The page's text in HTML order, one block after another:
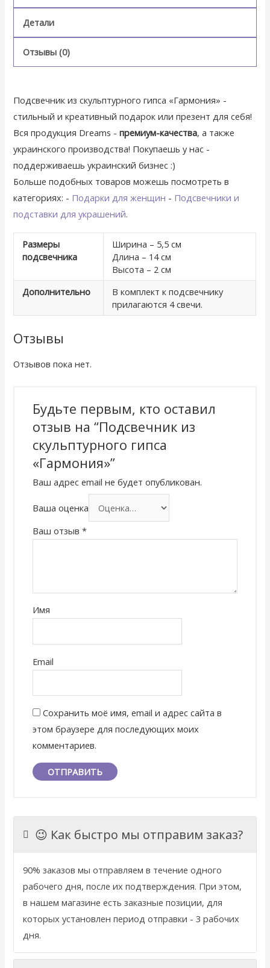
Детали
Отзывы (0)
Подсвечник из скульптурного гипса «Гармония» -
стильный и креативный подарок или презент для себя!
Вся продукция Dreams -премиум-качества, а также
украинского производства! Покупаешь у нас -
поддерживаешь украинский бизнес :)
Больше подобных товаров можешь посмотреть в
категориях: - Подарки для женщин - Подсвечники и
подставки для украшений.
Размеры
подсвечника
Ширина – 5,5 см
Длина – 14 см
Высота – 2 см
Дополнительно
В комплект к подсвечнику
прилагаются 4 свечи.
Отзывы
Отзывов пока нет.
Будьте первым, кто оставил
отзыв на “Подсвечник из
скульптурного гипса
«Гармония»”
Ваш адрес email не будет опубликован.
Ваша оценка
Ваш отзыв *
Имя
Email
Сохранить моё имя, email и адрес сайта в
этом браузере для последующих моих
комментариев.
😉 Как быстро мы отправим заказ?
90% заказов мы отправляем в течение одного
рабочего дня, после их подтверждения. При этом,
в нашем магазине есть заказные позиции, для
которых установлен период отправки - 3 рабочих
дня.